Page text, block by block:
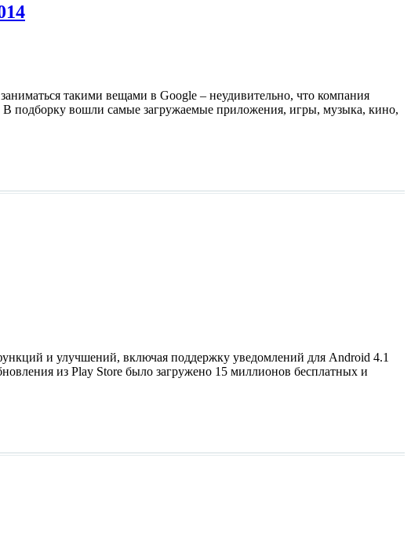
такими вещами в Google – неудивительно, что компания
В подборку вошли самые загружаемые приложения, игры, музыка, кино,
и улучшений, включая поддержку уведомлений для Android 4.1
из Play Store было загружено 15 миллионов бесплатных и